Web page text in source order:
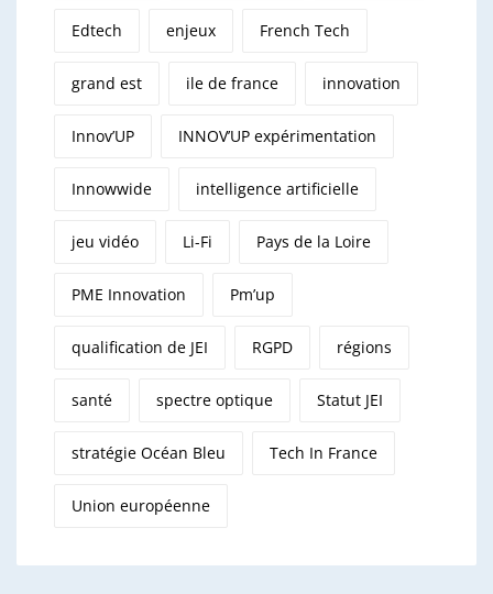
Edtech enjeux French Tech
grand est ile de france innovation
Innov’UP INNOV’UP expérimentation
Innowwide intelligence artificielle
jeu vidéo Li-Fi Pays de la Loire
PME Innovation Pm’up
qualification de JEI RGPD régions
santé spectre optique Statut JEI
stratégie Océan Bleu Tech In France
Union européenne